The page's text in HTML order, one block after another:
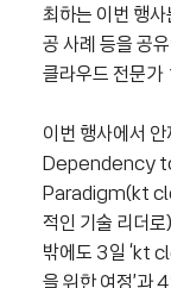
최하는 이번 행
공 사례 등을 공
클라우드 전문가
이번 행사에서
Dependency
Paradigm(kt
적인 기술 리더로
밖에도 3일 ‘kt